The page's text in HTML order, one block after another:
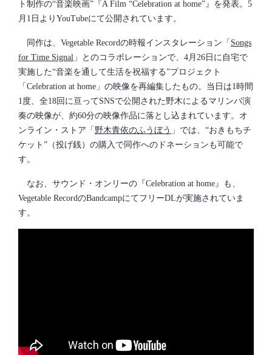
ト制作の“音楽映画”『A Film “Celebration at home”』を発表。5
月1日よりYouTubeにて公開されています。
同作は、Vegetable Recordの時報インスタレーション「 Songs
for Time Signal 」とのコラボレーションで、4月26日に自宅で
実施した“音楽を通して生活を祝福する”プロジェクト
「Celebration at home」の映像を再編集したもの。当日は1時間
1度、全18回に亘ってSNSで公開された野木によるマリンバ演
奏の映像が、約60分の映像作品に落とし込まれています。オ
ンライン・ストア「 野木青依のふうぼう 」では、“おきもちチ
ケット”（投げ銭）の購入で同作へのドネーションも可能で
す。
なお、サウンド・オンリーの『Celebration at home』も、
Vegetable RecordのBandcampにてフリーDLが実施されていま
す。